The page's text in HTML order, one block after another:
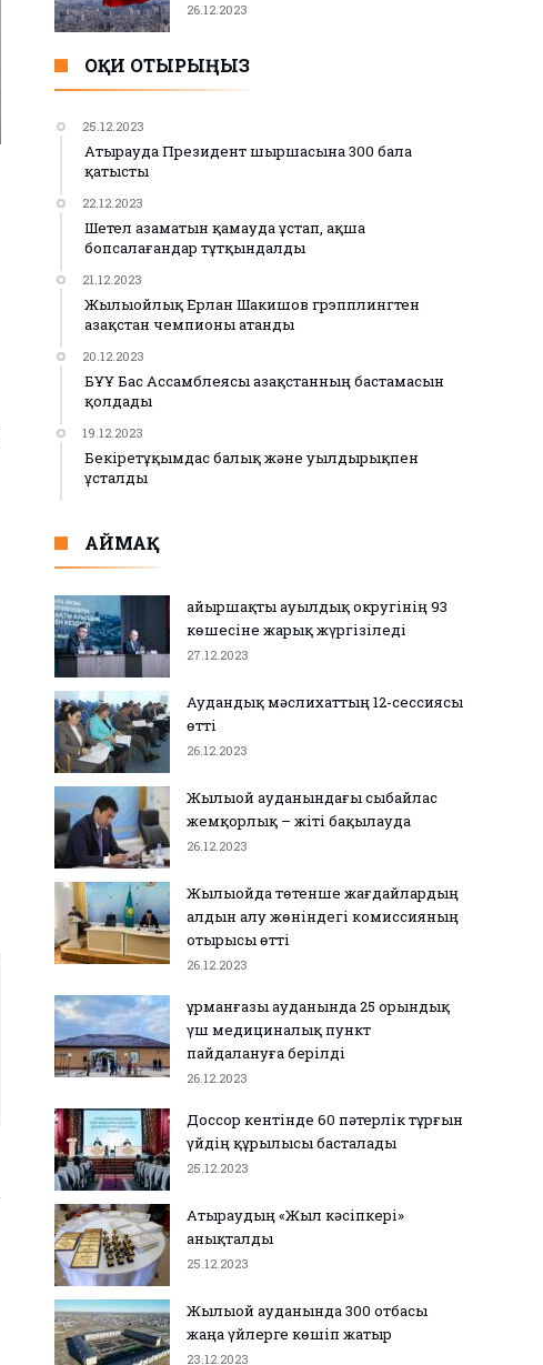
26.12.2023
ОҚИ ОТЫРЫҢЫЗ
25.12.2023
Атырауда Президент шыршасына 300 бала
қатысты
22.12.2023
Шетел азаматын қамауда ұстап, ақша
бопсалағандар тұтқындалды
21.12.2023
Жылыойлық Ерлан Шакишов грэпплингтен
Қазақстан чемпионы атанды
20.12.2023
БҰҰ Бас Ассамблеясы Қазақстанның бастамасын
қолдады
19.12.2023
Бекіретұқымдас балық және уылдырықпен
ұсталды
АЙМАҚ
Қайыршақты ауылдық округінің 93
көшесіне жарық жүргізіледі
27.12.2023
Аудандық мәслихаттың 12-сессиясы
өтті
26.12.2023
Жылыой ауданындағы сыбайлас
жемқорлық – жіті бақылауда
26.12.2023
Жылыойда төтенше жағдайлардың
алдын алу жөніндегі комиссияның
отырысы өтті
26.12.2023
Құрманғазы ауданында 25 орындық
үш медициналық пункт
пайдалануға берілді
26.12.2023
Доссор кентінде 60 пәтерлік тұрғын
үйдің құрылысы басталады
25.12.2023
Атыраудың «Жыл кәсіпкері»
анықталды
25.12.2023
Жылыой ауданында 300 отбасы
жаңа үйлерге көшіп жатыр
23.12.2023